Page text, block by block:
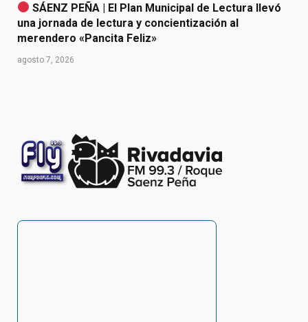
SÁENZ PEÑA | El Plan Municipal de Lectura llevó
una jornada de lectura y concientización al
merendero «Pancita Feliz»
agosto 7, 2026